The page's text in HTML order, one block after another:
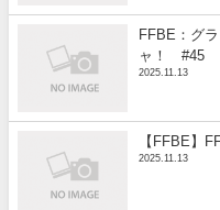
FFBE：グ
ャ！ #45
2025.11.13
【FFBE】
2025.11.13